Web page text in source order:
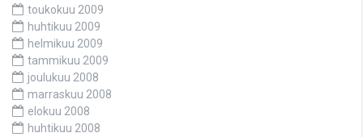
toukokuu 2009
huhtikuu 2009
helmikuu 2009
tammikuu 2009
joulukuu 2008
marraskuu 2008
elokuu 2008
huhtikuu 2008